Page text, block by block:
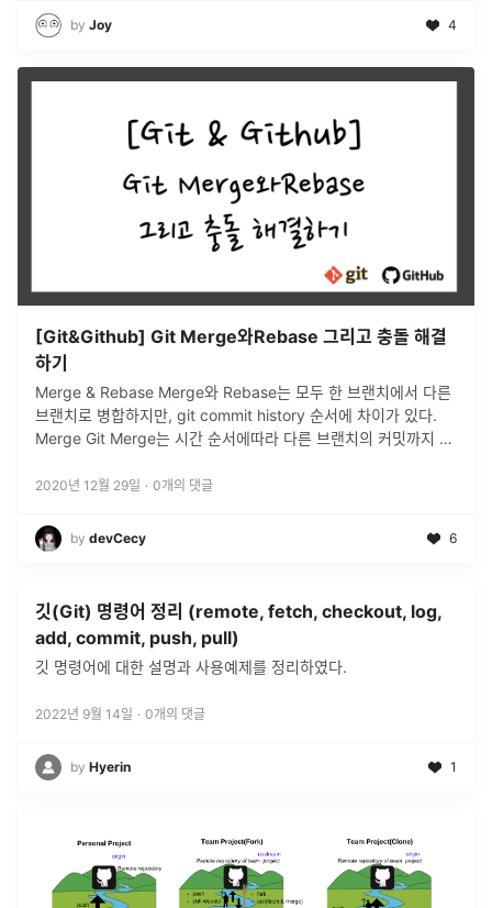
by Joy 4
[Git&Github] Git Merge와Rebase 그리고 충돌 해결
하기
Merge & Rebase Merge와 Rebase는 모두 한 브랜치에서 다른
브랜치로 병합하지만, git commit history 순서에 차이가 있다.
Merge Git Merge는 시간 순서에따라 다른 브랜치의 커밋까지 다
2020년 12월 29일 · 0개의 댓글
by devCecy 6
깃(Git) 명령어 정리 (remote, fetch, checkout, log,
add, commit, push, pull)
깃 명령어에 대한 설명과 사용예제를 정리하였다.
2022년 9월 14일 · 0개의 댓글
by Hyerin 1